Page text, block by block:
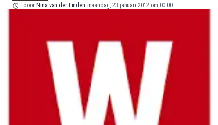
door Nina van der Linden maandag, 23 januari 2012 om 00:00